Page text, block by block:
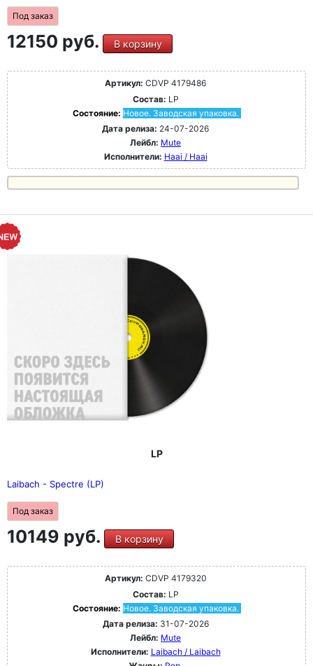
Под заказ
12150 руб. В корзину
Артикул: CDVP 4179486
Состав: LP
Состояние: Новое. Заводская упаковка.
Дата релиза: 24-07-2026
Лейбл: Mute
Исполнители: Haai / Haai
LP
Laibach - Spectre (LP)
Под заказ
10149 руб. В корзину
Артикул: CDVP 4179320
Состав: LP
Состояние: Новое. Заводская упаковка.
Дата релиза: 31-07-2026
Лейбл: Mute
Исполнители: Laibach / Laibach